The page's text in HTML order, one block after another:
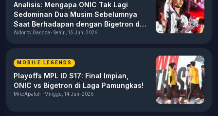
Analisis: Mengapa ONIC Tak Lagi
Sedominan Dua Musim Sebelumnya
Saat Berhadapan dengan Bigetron di
MPL ID S17?
Aldonov Danoza - Senin, 15 Juni 2026
MOBILE LEGENDS
Playoffs MPL ID S17: Final Impian,
ONIC vs Bigetron di Laga Pamungkas!
MikeApalah - Minggu, 14 Juni 2026